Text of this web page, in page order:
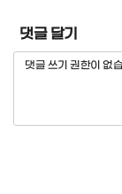
댓글 달기